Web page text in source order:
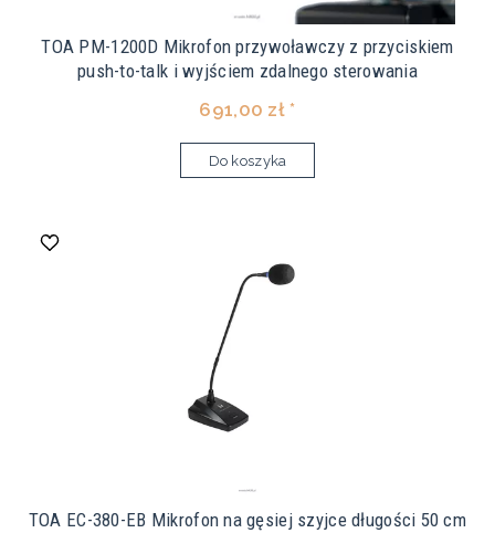
TOA PM-1200D Mikrofon przywoławczy z przyciskiem
push-to-talk i wyjściem zdalnego sterowania
691,00 zł *
Do koszyka
TOA EC-380-EB Mikrofon na gęsiej szyjce długości 50 cm